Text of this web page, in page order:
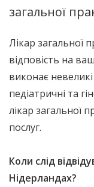
загальної
Лікар загальної
відповість на
виконає
педіатричні та
лікар загальної
послуг.
Коли слід
Нідерландах?